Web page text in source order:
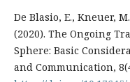
De Blasio, E., Kneuer,
(2020). The Ongoing
Sphere: Basic
and Communication,